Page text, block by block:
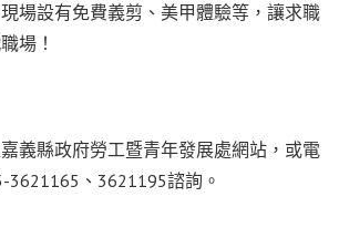
場設有免費義剪、美甲體驗等，讓求職
場！
義縣政府勞工暨青年發展處網站，或電
3621165、3621195諮詢。